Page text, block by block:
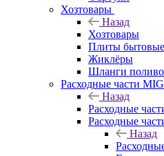
Хозтовары
Назад
Хозтовары
Плиты бытовые
Жиклёры
Шланги
Расходные части
Назад
Расходные
Расходные
Назад